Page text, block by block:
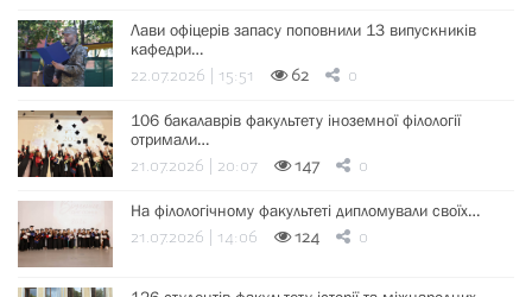
Лави офіцерів запасу поповнили 13 випускників
кафедри…
22.07.2026 | 15:51 62 0
106 бакалаврів факультету іноземної філології
отримали…
21.07.2026 | 20:07 147 0
На філологічному факультеті дипломували своїх…
21.07.2026 | 14:06 124 0